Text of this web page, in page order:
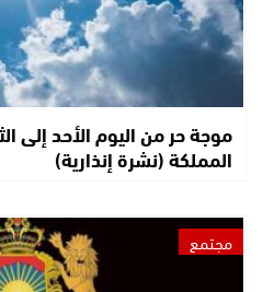
موجة حر من اليوم الأحد إلى
المملكة (نشرة إنذارية)
مجتمع